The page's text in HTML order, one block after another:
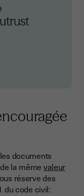
documents
la même valeur
réserve des
du code civil: